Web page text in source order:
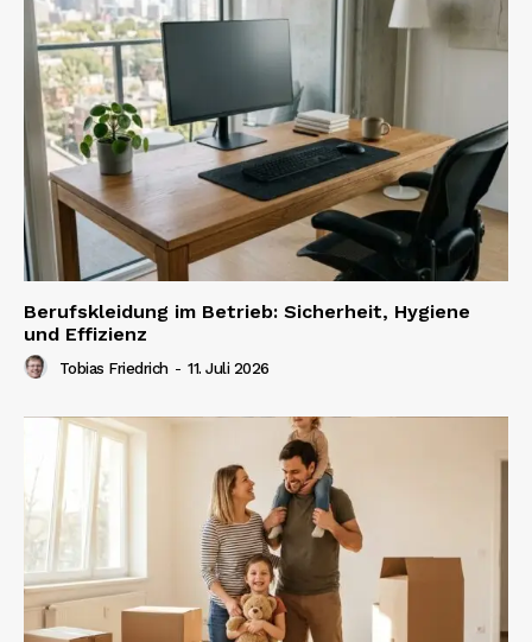
Berufskleidung im Betrieb: Sicherheit, Hygiene
und Effizienz
Tobias Friedrich - 11. Juli 2026